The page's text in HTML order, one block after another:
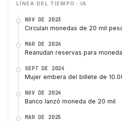
LÍNEA DEL TIEMPO · IA
NOV DE 2023
Circulan monedas de 20 mil
MAR DE 2024
Reanudan reservas para
SEPT DE 2024
Mujer embera del billete de
NOV DE 2024
Banco lanzó moneda de 20 mil
MAR DE 2025